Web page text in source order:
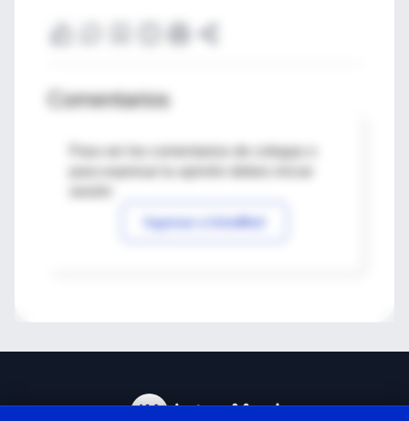
Comentarios
Para ver los comentarios de colegas o
Ingresar a IntraMed